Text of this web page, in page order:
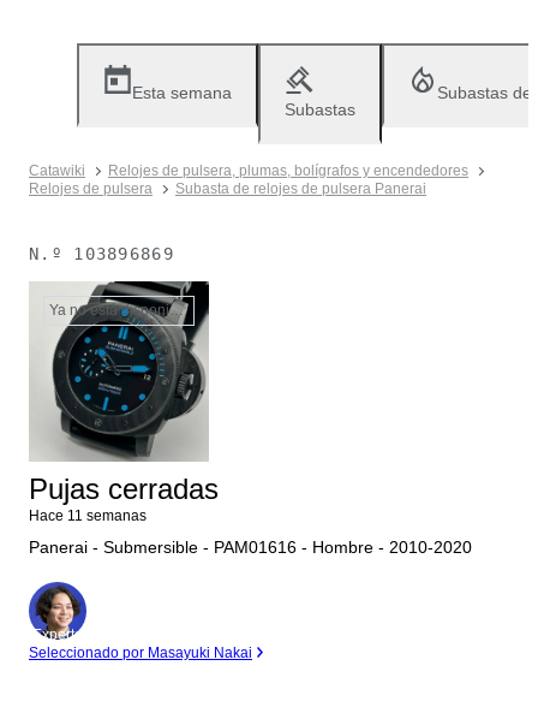
Esta semana
Subastas
Subastas
Catawiki
Relojes de pulsera, plumas, bolígrafos y encendedores
Relojes de pulsera
Subasta de relojes de pulsera Panerai
N.º 103896869
Ya no está disponible
Pujas cerradas
Hace 11 semanas
Panerai - Submersible - PAM01616 - Hombre - 2010-2020
Experto
Seleccionado por Masayuki Nakai